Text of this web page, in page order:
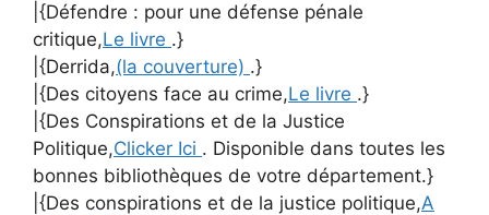
|{Défendre : pour une défense pénale
critique,Le livre .}
|{Derrida,(la couverture) .}
|{Des citoyens face au crime,Le livre .}
|{Des Conspirations et de la Justice
Politique,Clicker Ici . Disponible dans toutes les
bonnes bibliothèques de votre département.}
|{Des conspirations et de la justice politique,A